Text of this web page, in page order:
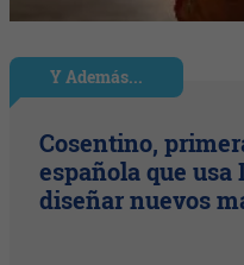
Y Además...
Cosentino,
española que
diseñar nuevos